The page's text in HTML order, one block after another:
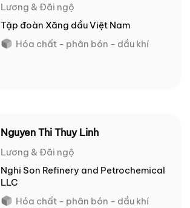
Lương & Đãi ngộ
Tập đoàn Xăng dầu Việt Nam
Hóa chất - phân bón - dầu khí
Nguyen Thi Thuy Linh
Lương & Đãi ngộ
Nghi Son Refinery and Petrochemical
LLC
Hóa chất - phân bón - dầu khí